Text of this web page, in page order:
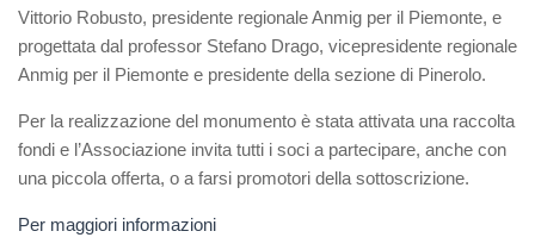
Vittorio Robusto, presidente regionale Anmig per il Piemonte, e
progettata dal professor Stefano Drago, vicepresidente regionale
Anmig per il Piemonte e presidente della sezione di Pinerolo.
Per la realizzazione del monumento è stata attivata una raccolta
fondi e l’Associazione invita tutti i soci a partecipare, anche con
una piccola offerta, o a farsi promotori della sottoscrizione.
Per maggiori informazioni